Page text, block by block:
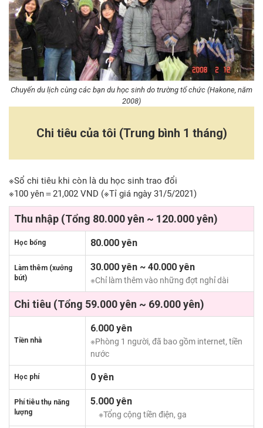
Chuyến du lịch cùng các bạn du học sinh do trường tổ chức (Hakone, năm
2008)
Chi tiêu của tôi (Trung bình 1 tháng)
※Sổ chi tiêu khi còn là du học sinh trao đổi
※100 yên＝21,002 VND (※Tỉ giá ngày 31/5/2021)
Thu nhập (Tổng 80.000 yên ~ 120.000 yên)
Học bổng 80.000 yên
Làm thêm (xưởng
bút)
30.000 yên ~ 40.000 yên
※Chỉ làm thêm vào những đợt nghỉ dài
Chi tiêu (Tổng 59.000 yên ~ 69.000 yên)
Tiền nhà
6.000 yên
※Phòng 1 người, đã bao gồm internet, tiền
nước
Học phí 0 yên
Phí tiêu thụ năng
lượng
5.000 yên
※Tổng cộng tiền điện, ga